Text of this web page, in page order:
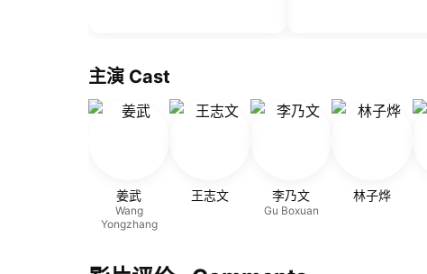
主演 Cast
姜武
Wang
Yongzhang
王志文 李乃文
Gu Boxuan
林子烨